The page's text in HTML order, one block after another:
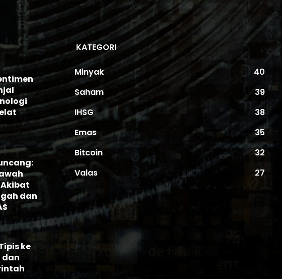
Akibat
dan
ke
dan
KATEGORI
Minyak
40
Saham
39
IHSG
38
Emas
35
Bitcoin
32
Valas
27